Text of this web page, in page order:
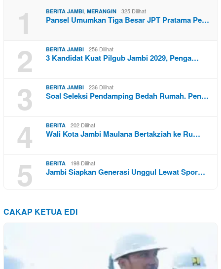
1 BERITA JAMBI, MERANGIN 325 Dilihat
Pansel Umumkan Tiga Besar JPT Pratama Pe…
2 BERITA JAMBI 256 Dilihat
3 Kandidat Kuat Pilgub Jambi 2029, Penga…
3 BERITA JAMBI 236 Dilihat
Soal Seleksi Pendamping Bedah Rumah. Pen…
4 BERITA 202 Dilihat
Wali Kota Jambi Maulana Bertakziah ke Ru…
5 BERITA 198 Dilihat
Jambi Siapkan Generasi Unggul Lewat Spor…
CAKAP KETUA EDI